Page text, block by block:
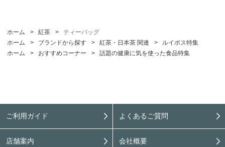
ホーム > 紅茶 >
ティーバッグ
ホーム
> ブランドから探す > 紅茶・日本茶 関連 >
ルイボス特集
ホーム
> おすすめコーナー > 話題の健康に気を使った食品特集
ご利用ガイド よくあるご質問
店舗案内 会社概要